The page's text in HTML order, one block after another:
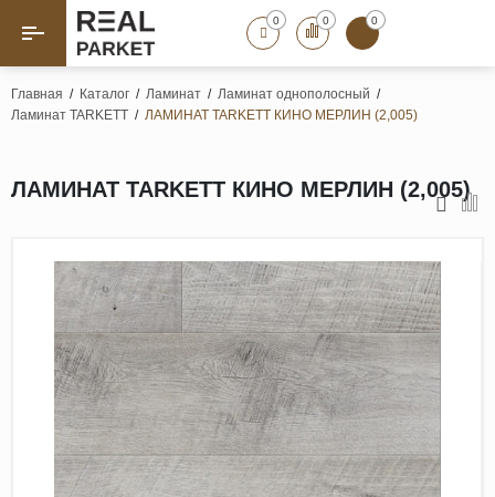
Назад Назад
Штучный паркет
Массивная доска
Инженерная доска
Паркетная доска
Полы для ванных комнат
Террасная доска
Пробковые покрытия
Ламинат
0 0 0
Главная / Каталог / Ламинат / Ламинат однополосный /
Ламинат TARKETT / ЛАМИНАТ TARKETT КИНО МЕРЛИН (2,005)
ЛАМИНАТ TARKETT КИНО МЕРЛИН (2,005)